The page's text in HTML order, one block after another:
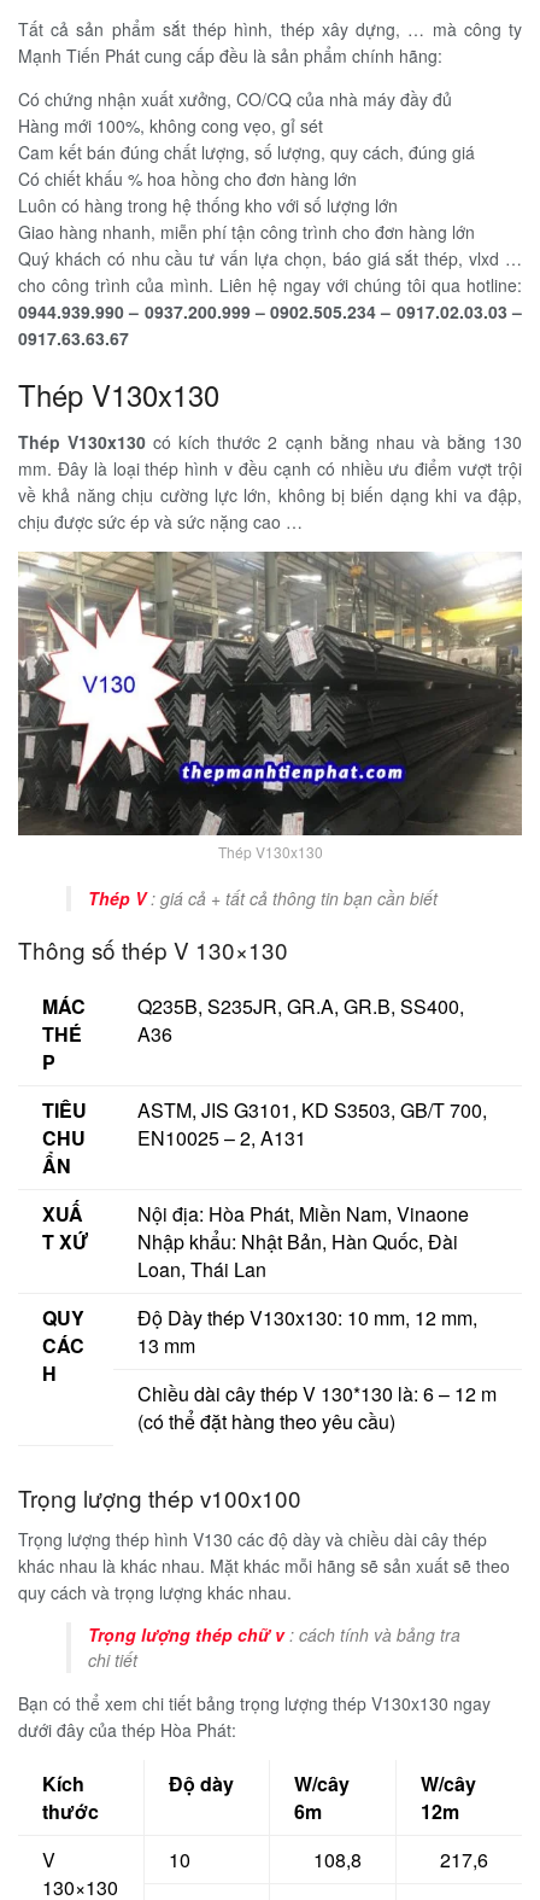
Tất cả sản phẩm sắt thép hình, thép xây dựng, … mà công ty
Mạnh Tiến Phát cung cấp đều là sản phẩm chính hãng:
Có chứng nhận xuất xưởng, CO/CQ của nhà máy đầy đủ
Hàng mới 100%, không cong vẹo, gỉ sét
Cam kết bán đúng chất lượng, số lượng, quy cách, đúng giá
Có chiết khấu % hoa hồng cho đơn hàng lớn
Luôn có hàng trong hệ thống kho với số lượng lớn
Giao hàng nhanh, miễn phí tận công trình cho đơn hàng lớn
Quý khách có nhu cầu tư vấn lựa chọn, báo giá sắt thép, vlxd …
cho công trình của mình. Liên hệ ngay với chúng tôi qua hotline:
0944.939.990 – 0937.200.999 – 0902.505.234 – 0917.02.03.03 –
0917.63.63.67
Thép V130x130
Thép V130x130 có kích thước 2 cạnh bằng nhau và bằng 130
mm. Đây là loại thép hình v đều cạnh có nhiều ưu điểm vượt trội
về khả năng chịu cường lực lớn, không bị biến dạng khi va đập,
chịu được sức ép và sức nặng cao …
Thép V130x130
Thép V: giá cả + tất cả thông tin bạn cần biết
Thông số thép V 130×130
MÁC
THÉ
P
Q235B, S235JR, GR.A, GR.B, SS400,
A36
TIÊU
CHU
ẨN
ASTM, JIS G3101, KD S3503, GB/T 700,
EN10025 – 2, A131
XUẤ
T XỨ
Nội địa: Hòa Phát, Miền Nam, Vinaone
Nhập khẩu: Nhật Bản, Hàn Quốc, Đài
Loan, Thái Lan
QUY
CÁC
H
Độ Dày thép V130x130: 10 mm, 12 mm,
13 mm
Chiều dài cây thép V 130*130 là: 6 – 12 m
(có thể đặt hàng theo yêu cầu)
Trọng lượng thép v100x100
Trọng lượng thép hình V130 các độ dày và chiều dài cây thép
khác nhau là khác nhau. Mặt khác mỗi hãng sẽ sản xuất sẽ theo
quy cách và trọng lượng khác nhau.
Trọng lượng thép chữ v: cách tính và bảng tra
chi tiết
Bạn có thể xem chi tiết bảng trọng lượng thép V130x130 ngay
dưới đây của thép Hòa Phát:
Kích
thước
Độ dày
W/cây
6m
W/cây
12m
V
130×130
10 108,8
217,6